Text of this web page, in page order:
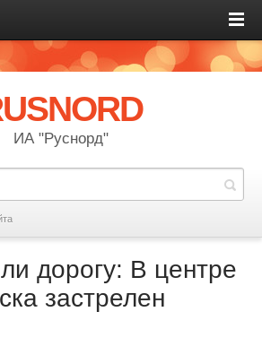
ИА "Руснорд"
дорогу: В центре
застрелен